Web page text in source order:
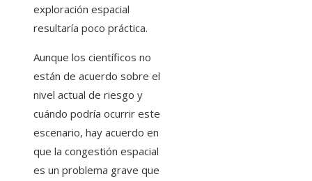
exploración espacial
resultaría poco práctica.
Aunque los científicos no
están de acuerdo sobre el
nivel actual de riesgo y
cuándo podría ocurrir este
escenario, hay acuerdo en
que la congestión espacial
es un problema grave que